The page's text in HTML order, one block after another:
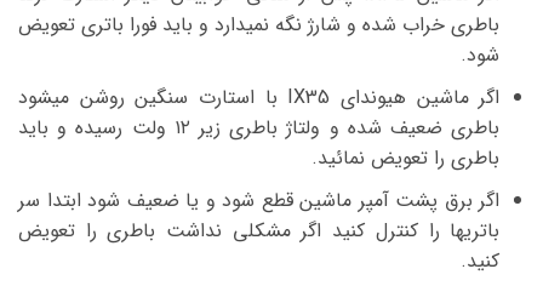
باطری خراب شده و شارژ نگه نمیدارد و باید فورا باتری تعویض
شود.
اگر ماشین هیوندای IX35 با استارت سنگین روشن میشود
باطری ضعیف شده و ولتاژ باطری زیر ۱۲ ولت رسیده و باید
باطری را تعویض نمائید.
اگر برق پشت آمپر ماشین قطع شود و یا ضعیف شود ابتدا سر
باتریها را کنترل کنید اگر مشکلی نداشت باطری را تعویض
کنید.